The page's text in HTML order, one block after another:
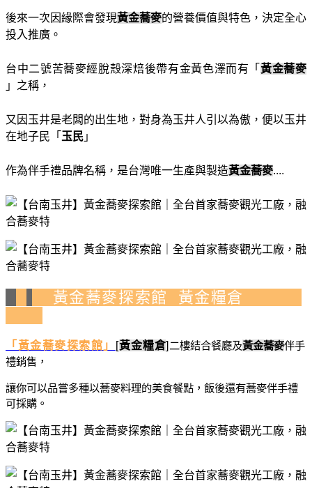
後來一次因緣際會發現黃金蕎麥的營養價值與特色，決定全心
投入推廣。
台中二號苦蕎麥經脫殼深焙後帶有金黃色澤而有「黃金蕎麥
」之稱，
又因玉井是老闆的出生地，對身為玉井人引以為傲，便以玉井
在地子民「 玉民 」
作為伴手禮品牌名稱，是台灣唯一生產與製造黃金蕎麥....
黃金蕎麥探索館 黃金糧倉
「黃金蕎麥探索館」 [黃金糧倉] 二樓結合餐廳及黃金蕎麥伴手
禮銷售，
讓你可以品嘗多種以蕎麥料理的美食餐點，飯後還有蕎麥伴手禮
可採購。